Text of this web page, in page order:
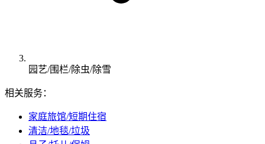
园艺/围栏/除虫/除雪
相关服务：
家庭旅馆/短期住宿
清洁/地毯/垃圾